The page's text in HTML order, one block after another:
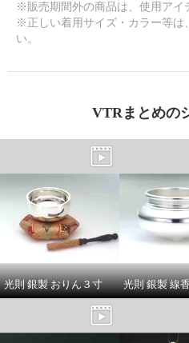
※販売期間外の商品は、使用アイ
※正しい着用サイズ・カラー等は
い。
VTRまとめの
光則 銀製 おりん３寸 光則 銀製 線